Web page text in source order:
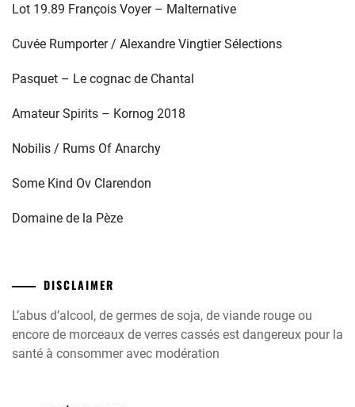
Lot 19.89 François Voyer – Malternative
Cuvée Rumporter / Alexandre Vingtier Sélections
Pasquet – Le cognac de Chantal
Amateur Spirits – Kornog 2018
Nobilis / Rums Of Anarchy
Some Kind Ov Clarendon
Domaine de la Pèze
DISCLAIMER
L’abus d’alcool, de germes de soja, de viande rouge ou
encore de morceaux de verres cassés est dangereux pour la
santé à consommer avec modération